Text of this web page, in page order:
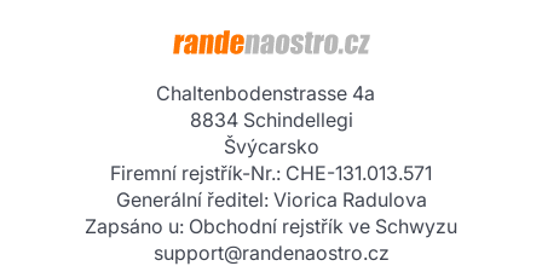
Chaltenbodenstrasse 4a
8834 Schindellegi
Švýcarsko
Firemní rejstřík-Nr.: CHE-131.013.571
Generální ředitel: Viorica Radulova
Zapsáno u: Obchodní rejstřík ve Schwyzu
support@randenaostro.cz